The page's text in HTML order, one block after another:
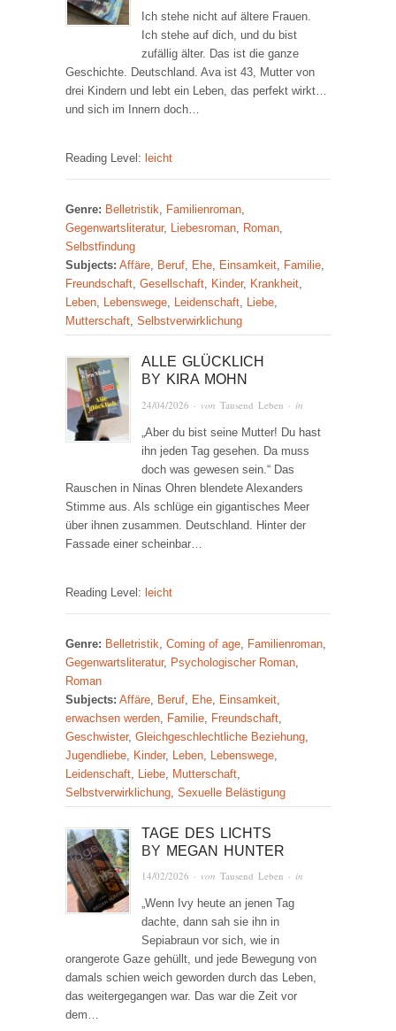
Ich stehe nicht auf ältere Frauen.
Ich stehe auf dich, und du bist
zufällig älter. Das ist die ganze
Geschichte. Deutschland. Ava ist 43, Mutter von
drei Kindern und lebt ein Leben, das perfekt wirkt…
und sich im Innern doch…
Reading Level: leicht
Genre: Belletristik, Familienroman,
Gegenwartsliteratur, Liebesroman, Roman,
Selbstfindung
Subjects: Affäre, Beruf, Ehe, Einsamkeit, Familie,
Freundschaft, Gesellschaft, Kinder, Krankheit,
Leben, Lebenswege, Leidenschaft, Liebe,
Mutterschaft, Selbstverwirklichung
ALLE GLÜCKLICH
BY KIRA MOHN
24/04/2026 · vonTausend Leben · in
„Aber du bist seine Mutter! Du hast
ihn jeden Tag gesehen. Da muss
doch was gewesen sein.“ Das
Rauschen in Ninas Ohren blendete Alexanders
Stimme aus. Als schlüge ein gigantisches Meer
über ihnen zusammen. Deutschland. Hinter der
Fassade einer scheinbar…
Reading Level: leicht
Genre: Belletristik Coming of age Familienroman
Gegenwartsliteratur, Psychologischer Roman
Roman
Subjects: Affäre Beruf Ehe Einsamkeit
erwachsen werden
Familie Freundschaft
Geschwister, Gleichgeschlechtliche Beziehung
Jugendliebe
Kinder, Leben Lebenswege
Leidenschaft
Liebe Mutterschaft
Selbstverwirklichung Sexuelle Belästigung
TAGE DES LICHTS
BY MEGAN HUNTER
14/02/2026 · vonTausend Leben · in
„Wenn Ivy heute an jenen Tag
dachte, dann sah sie ihn in
Sepiabraun vor sich, wie in
orangerote Gaze gehüllt, und jede Bewegung von
damals schien weich geworden durch das Leben,
das weitergegangen war. Das war die Zeit vor
dem…